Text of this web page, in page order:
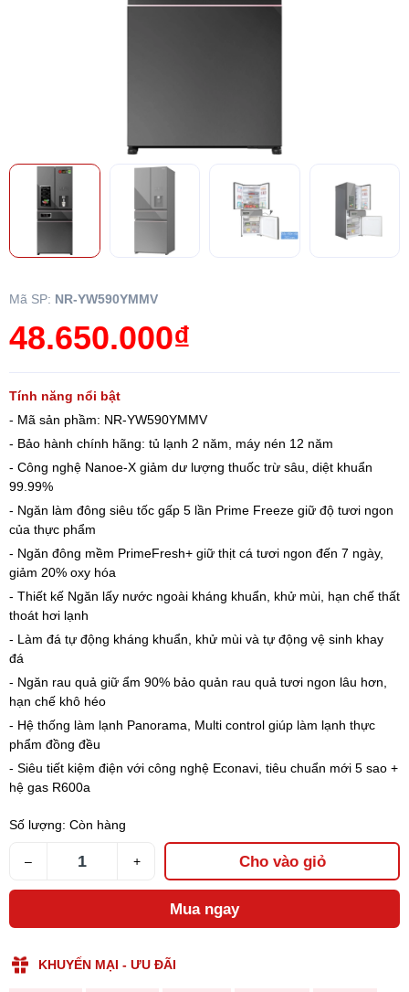
Mã SP: NR-YW590YMMV
48.650.000₫
Tính năng nổi bật
- Mã sản phầm: NR-YW590YMMV
- Bảo hành chính hãng: tủ lạnh 2 năm, máy nén 12 năm
- Công nghệ Nanoe-X giảm dư lượng thuốc trừ sâu, diệt khuẩn
99.99%
- Ngăn làm đông siêu tốc gấp 5 lần Prime Freeze giữ độ tươi ngon
của thực phẩm
- Ngăn đông mềm PrimeFresh+ giữ thịt cá tươi ngon đến 7 ngày,
giảm 20% oxy hóa
- Thiết kế Ngăn lấy nước ngoài kháng khuẩn, khử mùi, hạn chế thất
thoát hơi lạnh
- Làm đá tự động kháng khuẩn, khử mùi và tự động vệ sinh khay
đá
- Ngăn rau quả giữ ẩm 90% bảo quản rau quả tươi ngon lâu hơn,
hạn chế khô héo
- Hệ thống làm lạnh Panorama, Multi control giúp làm lạnh thực
phẩm đồng đều
- Siêu tiết kiệm điện với công nghệ Econavi, tiêu chuẩn mới 5 sao +
hệ gas R600a
Số lượng: Còn hàng
– + Cho vào giỏ
Mua ngay
KHUYẾN MẠI - ƯU ĐÃI